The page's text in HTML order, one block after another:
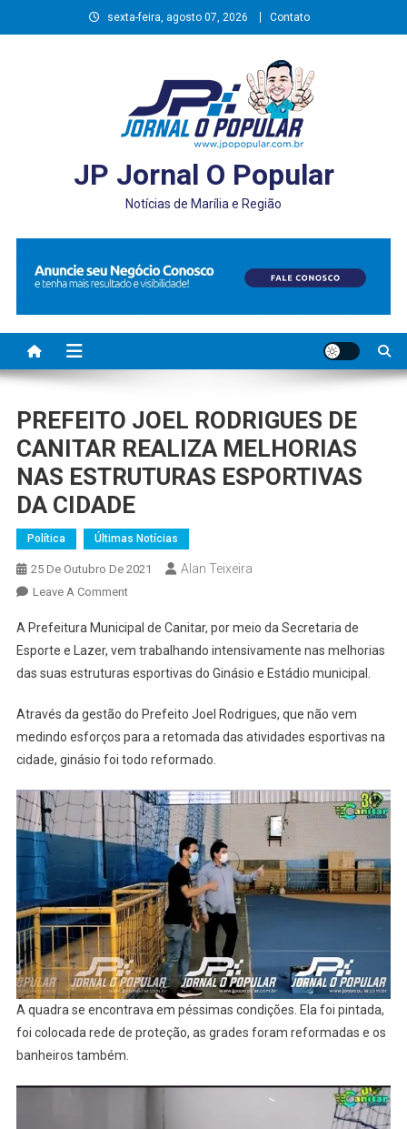
to
sexta-feira, agosto 07, 2026 Contato
JP Jornal O Popular
Notícias de Marília e Região
PREFEITO JOEL RODRIGUES DE
CANITAR REALIZA MELHORIAS
NAS ESTRUTURAS ESPORTIVAS
DA CIDADE
Política Últimas Notícias
25 De Outubro De 2021 Alan Teixeira
Leave A CommentOn
JOEL
RODRIGUES
DE
REALIZA
MELHORIAS
NAS
ESPORTIVAS
DA
CIDADE
A Prefeitura Municipal de Canitar, por meio da Secretaria de
Esporte e Lazer, vem trabalhando intensivamente nas melhorias
das suas estruturas esportivas do Ginásio e Estádio municipal.
Através da gestão do Prefeito Joel Rodrigues, que não vem
medindo esforços para a retomada das atividades esportivas na
cidade, ginásio foi todo reformado.
A quadra se encontrava em péssimas condições. Ela foi pintada,
foi colocada rede de proteção, as grades foram reformadas e os
banheiros também.